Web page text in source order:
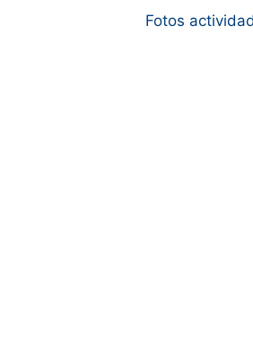
Fotos